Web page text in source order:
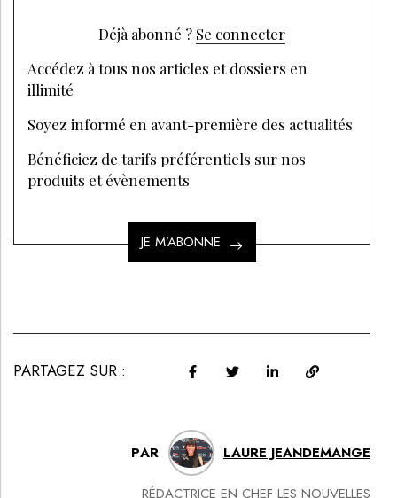
Déjà abonné ? Se connecter
Accédez à tous nos articles et dossiers en
illimité
Soyez informé en avant-première des actualités
Bénéficiez de tarifs préférentiels sur nos
produits et évènements
JE M’ABONNE
PARTAGEZ SUR :
PAR LAURE JEANDEMANGE
RÉDACTRICE EN CHEF LES NOUVELLES